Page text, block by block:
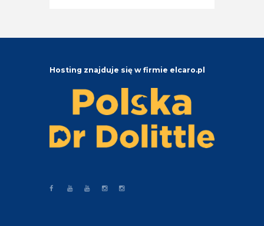
Hosting znajduje się w firmie elcaro.pl